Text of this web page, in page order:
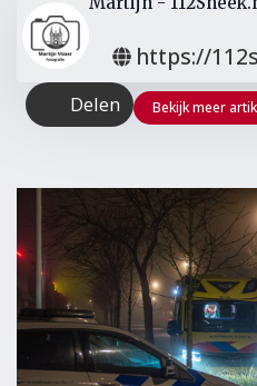
https://
Delen Bekijk meer